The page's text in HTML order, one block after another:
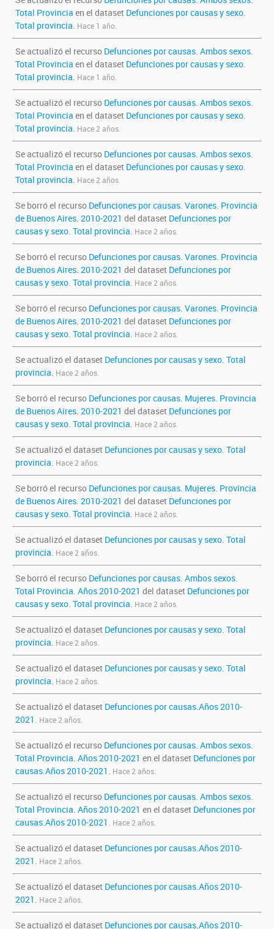
Total Provincia en el dataset Defunciones por causas y sexo.
Total provincia. Hace 1 año.
Se actualizó el recurso Defunciones por causas. Ambos sexos.
Total Provincia en el dataset Defunciones por causas y sexo.
Total provincia. Hace 1 año.
Se actualizó el recurso Defunciones por causas. Ambos sexos.
Total Provincia en el dataset Defunciones por causas y sexo.
Total provincia. Hace 2 años.
Se actualizó el recurso Defunciones por causas. Ambos sexos.
Total Provincia en el dataset Defunciones por causas y sexo.
Total provincia. Hace 2 años.
Se borró el recurso Defunciones por causas. Varones. Provincia
de Buenos Aires. 2010-2021 del dataset Defunciones por
causas y sexo. Total provincia. Hace 2 años.
Se borró el recurso Defunciones por causas. Varones. Provincia
de Buenos Aires. 2010-2021 del dataset Defunciones por
causas y sexo. Total provincia. Hace 2 años.
Se borró el recurso Defunciones por causas. Varones. Provincia
de Buenos Aires. 2010-2021 del dataset Defunciones por
causas y sexo. Total provincia. Hace 2 años.
Se actualizó el dataset Defunciones por causas y sexo. Total
provincia. Hace 2 años.
Se borró el recurso Defunciones por causas. Mujeres. Provincia
de Buenos Aires. 2010-2021 del dataset Defunciones por
causas y sexo. Total provincia. Hace 2 años.
Se actualizó el dataset Defunciones por causas y sexo. Total
provincia. Hace 2 años.
Se borró el recurso Defunciones por causas. Mujeres. Provincia
de Buenos Aires. 2010-2021 del dataset Defunciones por
causas y sexo. Total provincia. Hace 2 años.
Se actualizó el dataset Defunciones por causas y sexo. Total
provincia. Hace 2 años.
Se borró el recurso Defunciones por causas. Ambos sexos.
Total Provincia. Años 2010-2021 del dataset Defunciones por
causas y sexo. Total provincia. Hace 2 años.
Se actualizó el dataset Defunciones por causas y sexo. Total
provincia. Hace 2 años.
Se actualizó el dataset Defunciones por causas y sexo. Total
provincia. Hace 2 años.
Se actualizó el dataset Defunciones por causas.Años 2010-
2021 . Hace 2 años.
Se actualizó el recurso Defunciones por causas. Ambos sexos.
Total Provincia. Años 2010-2021 en el dataset Defunciones por
causas.Años 2010-2021 . Hace 2 años.
Se actualizó el recurso Defunciones por causas. Ambos sexos.
Total Provincia. Años 2010-2021 en el dataset Defunciones por
causas.Años 2010-2021 . Hace 2 años.
Se actualizó el dataset Defunciones por causas.Años 2010-
2021 . Hace 2 años.
Se actualizó el dataset Defunciones por causas.Años 2010-
2021 . Hace 2 años.
Se actualizó el dataset Defunciones por causas.Años 2010-